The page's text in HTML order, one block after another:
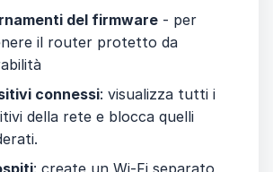
del firmware - per
il router protetto da
connessi: visualizza tutti i
della rete e blocca quelli
: create un Wi-Fi separato